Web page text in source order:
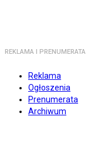
REKLAMA I PRENUMERATA
Reklama
Ogłoszenia
Prenumerata
Archiwum